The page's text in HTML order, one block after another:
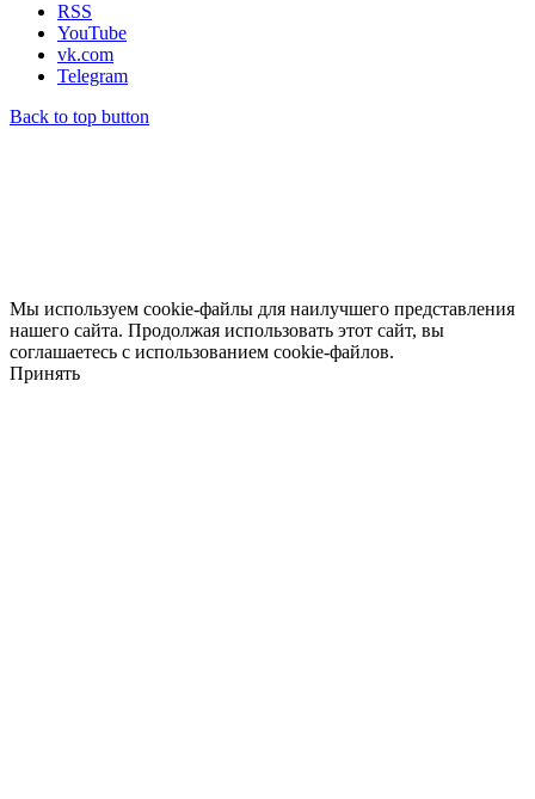
RSS
YouTube
vk.com
Telegram
Back to top button
Мы используем cookie-файлы для наилучшего представления
нашего сайта. Продолжая использовать этот сайт, вы
соглашаетесь с использованием cookie-файлов.
Принять